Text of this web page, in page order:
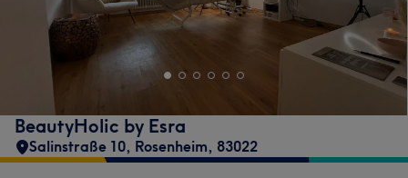
BeautyHolic by Esra
Salinstraße 10, Rosenheim, 83022